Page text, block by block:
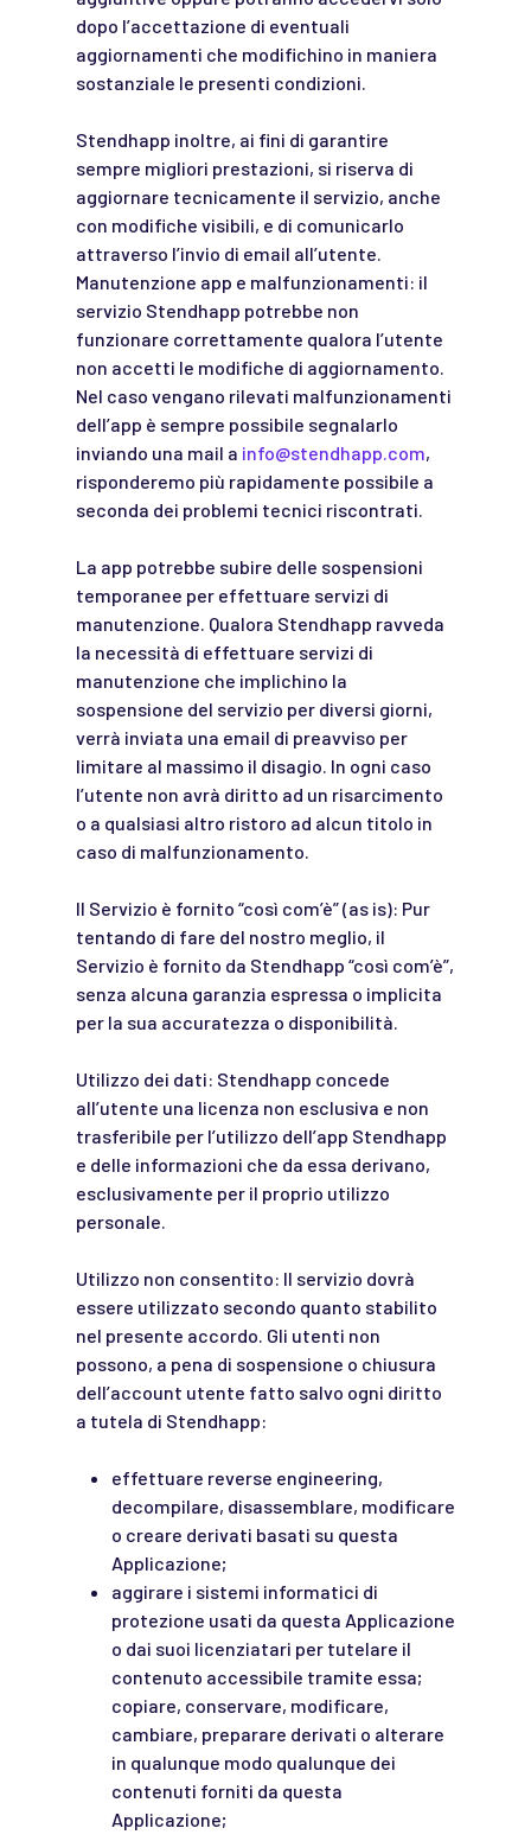
dopo l’accettazione di eventuali
aggiornamenti che modifichino in maniera
sostanziale le presenti condizioni.
Stendhapp inoltre, ai fini di garantire
sempre migliori prestazioni, si riserva di
aggiornare tecnicamente il servizio, anche
con modifiche visibili, e di comunicarlo
attraverso l’invio di email all’utente.
Manutenzione app e malfunzionamenti: il
servizio Stendhapp potrebbe non
funzionare correttamente qualora l’utente
non accetti le modifiche di aggiornamento.
Nel caso vengano rilevati malfunzionamenti
dell’app è sempre possibile segnalarlo
inviando una mail a info@stendhapp.com,
risponderemo più rapidamente possibile a
seconda dei problemi tecnici riscontrati.
La app potrebbe subire delle sospensioni
temporanee per effettuare servizi di
manutenzione. Qualora Stendhapp ravveda
la necessità di effettuare servizi di
manutenzione che implichino la
sospensione del servizio per diversi giorni,
verrà inviata una email di preavviso per
limitare al massimo il disagio. In ogni caso
l’utente non avrà diritto ad un risarcimento
o a qualsiasi altro ristoro ad alcun titolo in
caso di malfunzionamento.
Il Servizio è fornito “così com’è” (as is): Pur
tentando di fare del nostro meglio, il
Servizio è fornito da Stendhapp “così com’è”,
senza alcuna garanzia espressa o implicita
per la sua accuratezza o disponibilità.
Utilizzo dei dati: Stendhapp concede
all’utente una licenza non esclusiva e non
trasferibile per l’utilizzo dell’app Stendhapp
e delle informazioni che da essa derivano,
esclusivamente per il proprio utilizzo
personale.
Utilizzo non consentito: Il servizio dovrà
essere utilizzato secondo quanto stabilito
nel presente accordo. Gli utenti non
possono, a pena di sospensione o chiusura
dell’account utente fatto salvo ogni diritto
a tutela di Stendhapp:
effettuare reverse engineering,
decompilare, disassemblare, modificare
o creare derivati basati su questa
Applicazione;
aggirare i sistemi informatici di
protezione usati da questa Applicazione
o dai suoi licenziatari per tutelare il
contenuto accessibile tramite essa;
copiare, conservare, modificare,
cambiare, preparare derivati o alterare
in qualunque modo qualunque dei
contenuti forniti da questa
Applicazione;